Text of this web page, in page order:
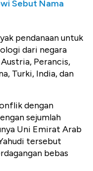
Sebut Nama
pendanaan untuk
dari negara
Perancis,
Turki, India, dan
dengan
sejumlah
Uni Emirat Arab
tersebut
bebas